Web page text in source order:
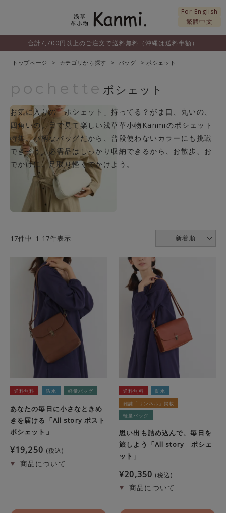
For English
繁體中文
合計7,700円以上のご注文で送料無料（沖縄は送料半額）
トップページ カテゴリから探す バッグ ポシェット
pochette ポシェット
お気に入りの「ポシェット」持ってる？がま口、丸いの、
四角いの。目で見て楽しい浅草革小物Kanmiのポシェット
特集。小柄なバッグだから、普段使わないカラーにも挑戦
できそう。必需品はしっかり収納できるから、お散歩、お
でかけに、足取り軽くでかけよう。
新着順
17件中 1-17件表示
送料無料 防水 軽量バッグ
あなたの毎日に小さなときめ
きを届ける「All story ポスト
ポシェット」
¥19,250 税込
送料無料
防水
雑誌「リンネル」掲載
軽量バッグ
思い出も詰め込んで、毎日を
旅しよう「All story ポシェ
ット」
¥20,350 税込